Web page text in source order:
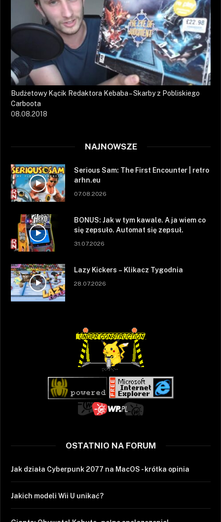
Budżetowy Kącik Redaktora Kebaba – Skarby z Pobliskiego
Carboota
08.08.2018
NAJNOWSZE
Serious Sam: The First Encounter | retro
arhn.eu
07.08.2026
BONUS: Jak w tym kawale. A ja wiem co
się zepsuło. Automat się zepsuł.
31.07.2026
Lazy Kickers – Klikacz Tygodnia
28.07.2026
OSTATNIO NA FORUM
Jak działa Cyberpunk 2077 na MacOS - krótka opinia
Jakich modeli Wii U unikać?